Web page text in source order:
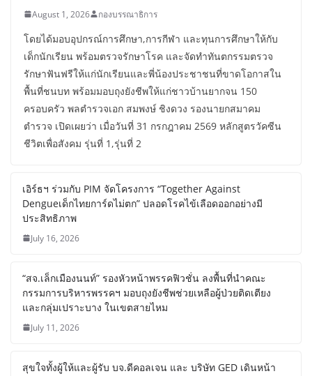
August 1, 2026 กองบรรณาธิการ
โดยได้มอบอุปกรณ์การศึกษา,การกีฬา และทุนการศึกษาให้กับ
เด็กนักเรียน พร้อมตรวจรักษาโรค และจัดทำทันตกรรมตรวจ
รักษาฟันฟรีให้แก่นักเรียนและพี่น้องประชาชนที่ขาดโอกาสใน
พื้นที่ชนบท พร้อมมอบถุงยังชีพให้แก่ชาวบ้านยากจน 150
ครอบครัว พลตำรวจเอก สมพงษ์ ชิงดวง รองนายกสมาคม
ตำรวจ เปิดเผยว่า เมื่อวันที่ 31 กรกฎาคม 2569 หลักสูตรวัคซีน
ชีวิตเพื่อสังคม รุ่นที่ 1,รุ่นที่ 2
เอิร์ธฯ ร่วมกับ PIM จัดโครงการ “Together Against
Dengueเด็กไทยการ์ดไม่ตก” ปลอดโรคไข้เลือดออกอย่างมี
ประสิทธิภาพ
July 16, 2026
“สจ.เล็กเมืองนนท์” รองหัวหน้าพรรคฟิวชั่น ลงพื้นที่นำคณะ
กรรมการบริหารพรรคฯ มอบถุงยังชีพช่วยเหลือผู้ป่วยติดเตียง
และกลุ่มเปราะบาง ในเขตสายไหม
July 11, 2026
สุขใจทั้งผู้ให้และผู้รับ บจ.ดีคอลเจน และ บริษัท GED เดินหน้า